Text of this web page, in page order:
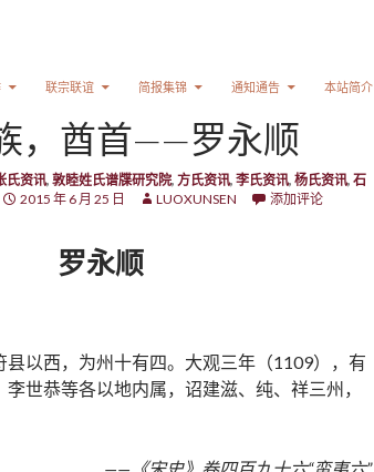
联宗联谊 简报集锦 通知通告 本站简介
，酋首——罗永顺
氏资讯, 敦睦姓氏谱牒研究院, 方氏资讯, 李氏资讯, 杨氏资讯, 石
2015 年 6 月 25 日 LUOXUNSEN 添加评论
罗永顺
县以西，为州十有四。大观三年（1109），有
世恭等各以地内属，诏建滋、纯、祥三州，